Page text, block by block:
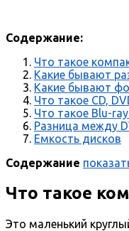
Содержание:
Что такое
Какие бывают
Какие бывают
Что такое CD,
Что такое Blu-ray
Разница между
Емкость дисков
Содержание
Что такое
Это маленький